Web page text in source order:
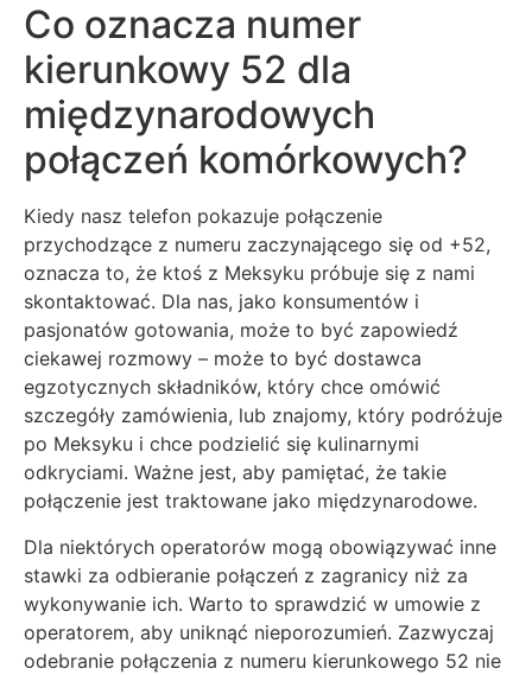
Co oznacza numer
kierunkowy 52 dla
międzynarodowych
połączeń komórkowych?
Kiedy nasz telefon pokazuje połączenie
przychodzące z numeru zaczynającego się od +52,
oznacza to, że ktoś z Meksyku próbuje się z nami
skontaktować. Dla nas, jako konsumentów i
pasjonatów gotowania, może to być zapowiedź
ciekawej rozmowy – może to być dostawca
egzotycznych składników, który chce omówić
szczegóły zamówienia, lub znajomy, który podróżuje
po Meksyku i chce podzielić się kulinarnymi
odkryciami. Ważne jest, aby pamiętać, że takie
połączenie jest traktowane jako międzynarodowe.
Dla niektórych operatorów mogą obowiązywać inne
stawki za odbieranie połączeń z zagranicy niż za
wykonywanie ich. Warto to sprawdzić w umowie z
operatorem, aby uniknąć nieporozumień. Zazwyczaj
odebranie połączenia z numeru kierunkowego 52 nie